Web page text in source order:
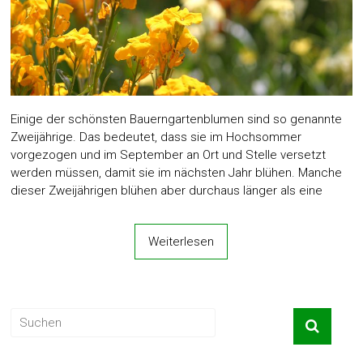
Einige der schönsten Bauerngartenblumen sind so genannte
Zweijährige. Das bedeutet, dass sie im Hochsommer
vorgezogen und im September an Ort und Stelle versetzt
werden müssen, damit sie im nächsten Jahr blühen. Manche
dieser Zweijährigen blühen aber durchaus länger als eine
Weiterlesen